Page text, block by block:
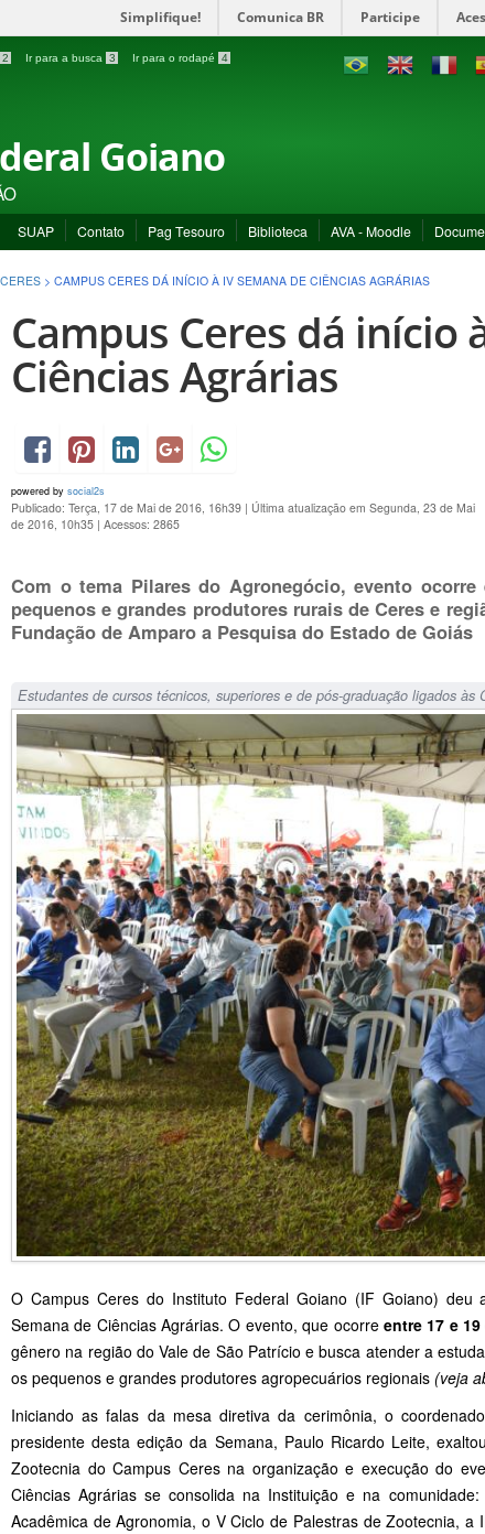
Simplifique! Comunica BR Participe
2 Ir para a busca 3 Ir para o rodapé 4
Goiano
SUAP Contato Pag Tesouro Biblioteca AVA - Moodle
> CAMPUS CERES DÁ INÍCIO À IV SEMANA DE CIÊNCIAS AGRÁRIAS
Campus Ceres dá início
Ciências Agrárias
powered by social2s
Publicado: Terça, 17 de Mai de 2016, 16h39 | Última atualização em Segunda, 23 de Mai
de 2016, 10h35 | Acessos: 2865
Com o tema Pilares do Agronegócio, evento
pequenos e grandes produtores rurais de Ceres e
Fundação de Amparo a Pesquisa do Estado de Goiás
Estudantes de cursos técnicos, superiores e de pós-graduação ligados
O Campus Ceres do Instituto Federal Goiano (IF Goiano)
Semana de Ciências Agrárias. O evento, que ocorre entre 17 e
gênero na região do Vale de São Patrício e busca atender a
os pequenos e grandes produtores agropecuários regionais (veja
Iniciando as falas da mesa diretiva da cerimônia, o
presidente desta edição da Semana, Paulo Ricardo Leite,
Zootecnia do Campus Ceres na organização e execução do
Ciências Agrárias se consolida na Instituição e na
Acadêmica de Agronomia, o V Ciclo de Palestras de Zootecnia,